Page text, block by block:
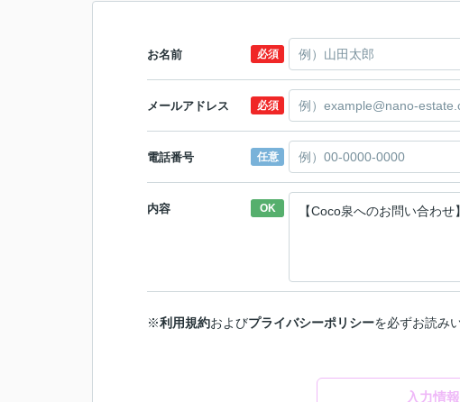
お名前 必須
メールアドレス 必須
電話番号 任意
内容 OK
※利用規約およびプライバシーポリシーを必ずお読み
入力情